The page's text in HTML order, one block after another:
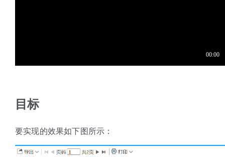
目标
要实现的效果如下图所示：